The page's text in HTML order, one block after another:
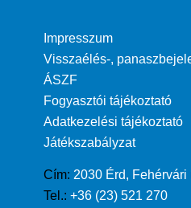
Impresszum
Visszaélés-,
ÁSZF
Fogyasztói tájékoztató
Adatkezelési tájékoztató
Játékszabályzat
Cím: 2030 Érd, Fehérvári
Tel.: +36 (23) 521 270